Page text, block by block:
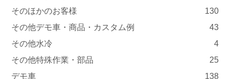
そのほかのお客様
130
その他デモ車・商品・カスタム例
43
その他水冷
4
その他特殊作業・部品
25
デモ車
138